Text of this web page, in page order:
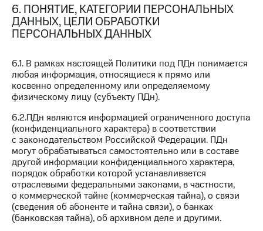
6. ПОНЯТИЕ, КАТЕГОРИИ ПЕРСОНАЛЬНЫХ
ДАННЫХ, ЦЕЛИ ОБРАБОТКИ
ПЕРСОНАЛЬНЫХ ДАННЫХ
6.1. В рамках настоящей Политики под ПДн понимается
любая информация, относящиеся к прямо или
косвенно определенному или определяемому
физическому лицу (субъекту ПДн).
6.2.ПДн являются информацией ограниченного доступа
(конфиденциального характера) в соответствии
с законодательством Российской Федерации. ПДн
могут обрабатываться самостоятельно или в составе
другой информации конфиденциального характера,
порядок обработки которой устанавливается
отраслевыми федеральными законами, в частности,
о коммерческой тайне (коммерческая тайна), о связи
(сведения об абоненте и тайна связи), о банках
(банковская тайна), об архивном деле и другими.